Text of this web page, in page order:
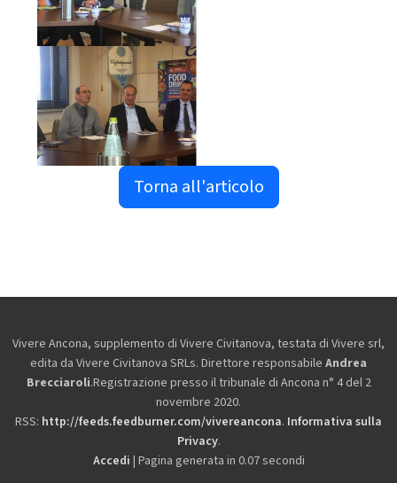
Torna all'articolo
Vivere Ancona, supplemento di Vivere Civitanova, testata di Vivere srl,
edita da Vivere Civitanova SRLs. Direttore responsabile Andrea
Brecciaroli.Registrazione presso il tribunale di Ancona n° 4 del 2
novembre 2020.
RSS: http://feeds.feedburner.com/vivereancona. Informativa sulla
Privacy.
Accedi | Pagina generata in 0.07 secondi